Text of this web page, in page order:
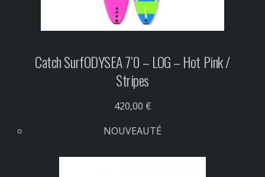
Catch SurfODYSEA 7’0 – LOG – Hot Pink /
Stripes
420,00 €
NOUVEAUTÉ